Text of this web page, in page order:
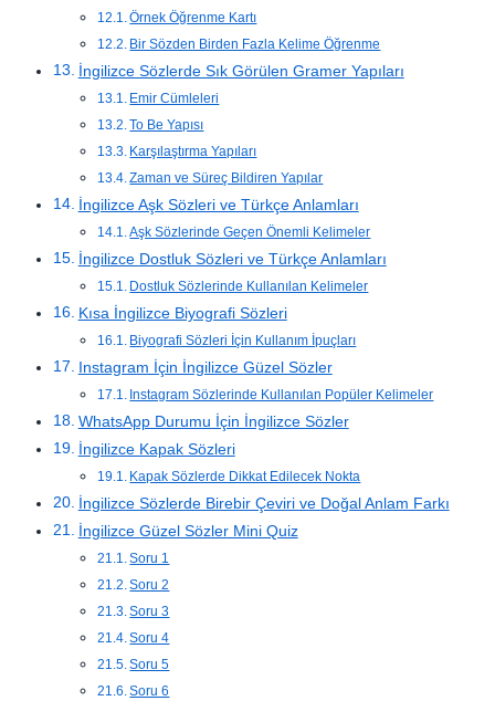
Örnek Öğrenme Kartı
Bir Sözden Birden Fazla Kelime Öğrenme
İngilizce Sözlerde Sık Görülen Gramer Yapıları
Emir Cümleleri
To Be Yapısı
Karşılaştırma Yapıları
Zaman ve Süreç Bildiren Yapılar
İngilizce Aşk Sözleri ve Türkçe Anlamları
Aşk Sözlerinde Geçen Önemli Kelimeler
İngilizce Dostluk Sözleri ve Türkçe Anlamları
Dostluk Sözlerinde Kullanılan Kelimeler
Kısa İngilizce Biyografi Sözleri
Biyografi Sözleri İçin Kullanım İpuçları
Instagram İçin İngilizce Güzel Sözler
Instagram Sözlerinde Kullanılan Popüler Kelimeler
WhatsApp Durumu İçin İngilizce Sözler
İngilizce Kapak Sözleri
Kapak Sözlerde Dikkat Edilecek Nokta
İngilizce Sözlerde Birebir Çeviri ve Doğal Anlam Farkı
İngilizce Güzel Sözler Mini Quiz
Soru 1
Soru 2
Soru 3
Soru 4
Soru 5
Soru 6